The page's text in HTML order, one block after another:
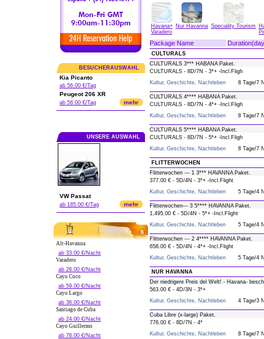
BESUCHERAUSWAHL
Kia Picanto
ab 56.00 €/Tag
Peugeot 206 XR
ab 56.00 €/Tag mehr
UNSERE AUSWAHL
VW Passat
ab 185.00 €/Tag mehr
Alt-Havanna
ab 33.00 €/Nacht
Varadero
ab 26.00 €/Nacht
Cayo Coco
ab 59.00 €/Nacht
Cayo Largo
ab 36.00 €/Nacht
Santiago de Cuba
ab 24.00 €/Nacht
Cayo Guillermo
ab 76.00 €/Nacht
Havana+
Varadero
Nur Havanna Speciality Tourism
Package Name
CULTURALS
CULTURALS 3*** HABANA Paket.
CULTURALS - 8D/7N - 3*+ -Incl.Fligh
Kultur, Geschichte, Nachtleben
8 Tage/7
CULTURALS 4**** HABANA Paket.
CULTURALS - 8D/7N - 4*+ -Incl.Fligh
Kultur, Geschichte, Nachtleben
8 Tage/7
CULTURALS 5**** HABANA Paket.
CULTURALS - 8D/7N - 5*+ -Incl.Fligh
Kultur, Geschichte, Nachtleben
8 Tage/7
FLITTERWOCHEN
Flitterwochen --- 1 3*** HAVANNA Paket.
377.00 € - 5D/4N - 3*+ -Incl.Flight
Kultur, Geschichte, Nachtleben
5 Tage/4
Flitterwochen--- 3 5**** HAVANNA Paket.
1,495.00 € - 5D/4N - 5*+ -Incl.Flight
Kultur, Geschichte, Nachtleben
5 Tage/4
Flitterwochen --- 2 4**** HAVANNA Paket.
658.00 € - 5D/4N - 4*+ -Incl.Flight
Kultur, Geschichte, Nachtleben
5 Tage/4
NUR HAVANNA
Der niedrigere Preis del Welt! - Havana-
563.00 € - 4D/3N - 3*+
Kultur, Geschichte, Nachtleben
4 Tage/3
Cuba Libre (x-large) Paket.
776.00 € - 8D/7N - 4*
Kultur, Geschichte, Nachtleben
8 Tage/7